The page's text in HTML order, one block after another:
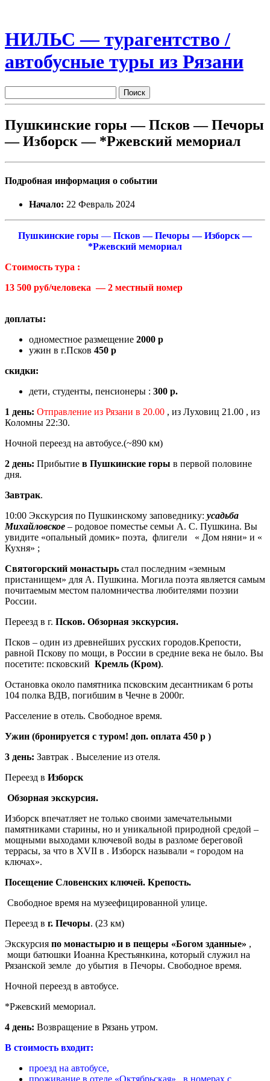
НИЛЬС — турагентство /
автобусные туры из Рязани
Пушкинские горы — Псков — Печоры
— Изборск — *Ржевский мемориал
Подробная информация о событии
Начало: 22 Февраль 2024
Пушкинские горы — Псков — Печоры — Изборск —
*Ржевский мемориал
Стоимость тура :
13 500 руб/человека — 2 местный номер
доплаты:
одноместное размещение 2000 р
ужин в г.Псков 450 р
скидки:
дети, студенты, пенсионеры : 300 р.
1 день: Отправление из Рязани в 20.00 , из Луховиц 21.00 , из
Коломны 22:30.
Ночной переезд на автобусе.(~890 км)
2 день: Прибытие в Пушкинские горы в первой половине
дня.
Завтрак.
10:00 Экскурсия по Пушкинскому запoведнику: усадьба
Михайловское – родовое поместье семьи А. С. Пушкина. Вы
увидите «опальный домик» поэта, флигели « Дом няни» и «
Кухня» ;
Святогорский монастырь стал последним «земным
пристанищем» для А. Пушкина. Могила поэта является самым
почитаемым местом паломничества любителями поэзии
России.
Переезд в г. Псков. Обзорная экскурсия.
Псков – один из древнейших русских городов.Крепости,
равной Пскову по мощи, в России в средние века не было. Вы
посетите: псковский Кремль (Кром).
Остановка около памятника псковским десантникам 6 роты
104 полка ВДВ, погибшим в Чечне в 2000г.
Расселение в отель. Свободное время.
Ужин (бронируется с туром! доп. оплата 450 р )
3 день: Завтрак . Выселение из отеля.
Переезд в Изборск
Обзорная экскурсия.
Изборск впечатляет не только своими замечательными
памятниками старины, но и уникальной природной средой –
мощными выходами ключевой воды в разломе береговой
террасы, за что в XVII в . Изборск называли « городом на
ключах».
Посещение Словенских ключей. Крепость.
Свободное время на музеефицированной улице.
Переезд в г. Печоры. (23 км)
Экскурсия по монастырю и в пещеры «Богом зданные» ,
мощи батюшки Иоанна Крестьянкина, который служил на
Рязанской земле до убытия в Печоры. Свободное время.
Ночной переезд в автобусе.
*Ржевский мемориал.
4 день: Возвращение в Рязань утром.
В стоимость входит:
проезд на автобусе,